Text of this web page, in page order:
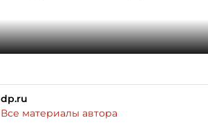
dp.ru
Все материалы автора